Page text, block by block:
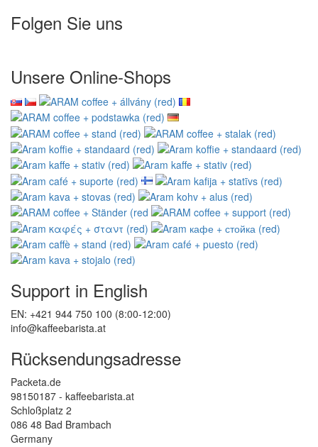
Folgen Sie uns
Unsere Online-Shops
Support in English
EN: +421 944 750 100 (8:00-12:00)
info@kaffeebarista.at
Rücksendungsadresse
Packeta.de
98150187 - kaffeebarista.at
Schloßplatz 2
086 48 Bad Brambach
Germany